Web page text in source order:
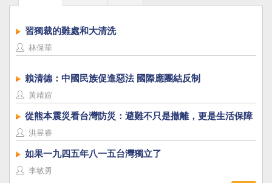
習獨裁的難處和大清洗
林保華
賴清德：中國民族促進惡法 國際應團結反制
黃靖媗
從熊本震災看台灣防災：避難不只是撤離，更是生活保障
洪昱睿
如果一九四五年八一五台灣獨立了
李敏勇